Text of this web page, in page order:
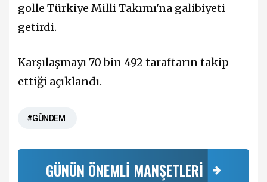
golle Türkiye Milli Takımı'na galibiyeti
getirdi.
Karşılaşmayı 70 bin 492 taraftarın takip
ettiği açıklandı.
#GÜNDEM
GÜNÜN ÖNEMLİ MANŞETLERİ